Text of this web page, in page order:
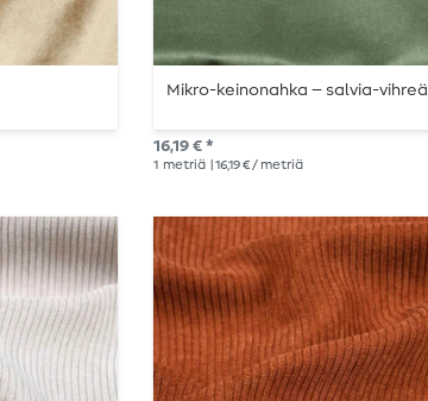
Mikro-keinonahka – salvia-vihreä
16,19 € *
1 metriä | 16,19 € / metriä